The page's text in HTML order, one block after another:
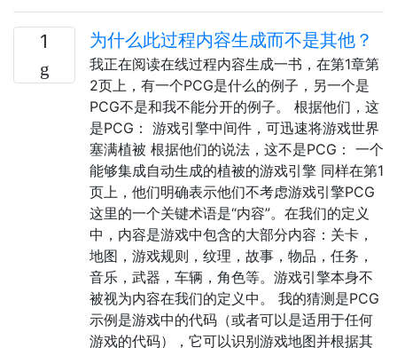
1 为什么此过程内容生成而不是其他？
我正在阅读在线过程内容生成一书，在第1章第
2页上，有一个PCG是什么的例子，另一个是
PCG不是和我不能分开的例子。 根据他们，这
是PCG： 游戏引擎中间件，可迅速将游戏世界
塞满植被 根据他们的说法，这不是PCG： 一个
能够集成自动生成的植被的游戏引擎 同样在第1
页上，他们明确表示他们不考虑游戏引擎PCG
这里的一个关键术语是“内容”。在我们的定义
中，内容是游戏中包含的大部分内容：关卡，
地图，游戏规则，纹理，故事，物品，任务，
音乐，武器，车辆，角色等。游戏引擎本身不
被视为内容在我们的定义中。 我的猜测是PCG
示例是游戏中的代码（或者可以是适用于任何
游戏的代码），它可以识别游戏地图并根据其